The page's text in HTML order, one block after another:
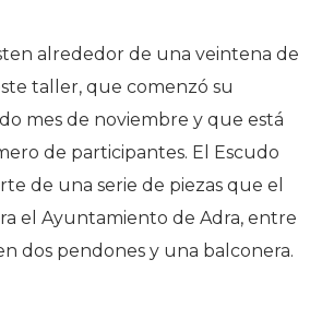
alrededor de una veintena de
taller, que comenzó su
mes de noviembre y que está
de participantes. El Escudo
de una serie de piezas que el
el Ayuntamiento de Adra, entre
dos pendones y una balconera.